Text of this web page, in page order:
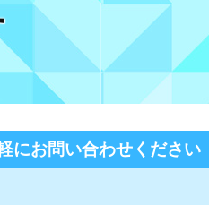
にお問い合わせください